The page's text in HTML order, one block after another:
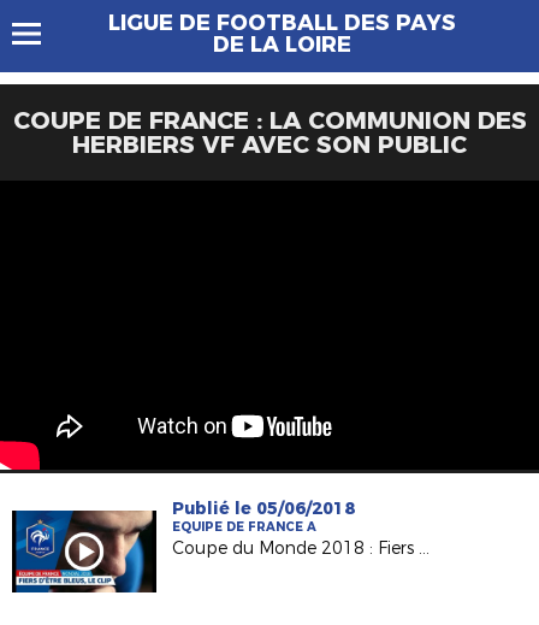
LIGUE DE FOOTBALL DES PAYS
DE LA LOIRE
COUPE DE FRANCE : LA COMMUNION DES
HERBIERS VF AVEC SON PUBLIC
Publié le 05/06/2018
EQUIPE DE FRANCE A
Coupe du Monde 2018 : Fiers d'être Bleus !